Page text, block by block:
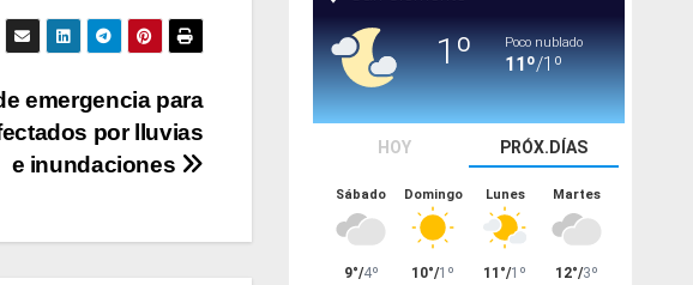
emergencia para
por lluvias
e inundaciones